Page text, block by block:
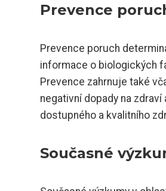
Prevence
Prevence poruch
informace o biologických
Prevence zahrnuje také
negativní dopady na
dostupného a kvalitního
Současné